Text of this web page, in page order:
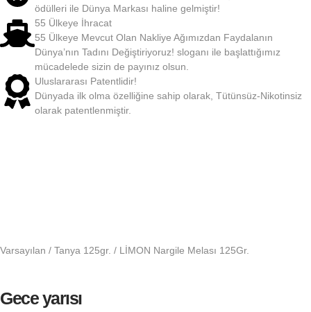
ödülleri ile Dünya Markası haline gelmiştir!
55 Ülkeye İhracat
55 Ülkeye Mevcut Olan Nakliye Ağımızdan Faydalanın
Dünya’nın Tadını Değiştiriyoruz! sloganı ile başlattığımız
mücadelede sizin de payınız olsun.
Uluslararası Patentlidir!
Dünyada ilk olma özelliğine sahip olarak, Tütünsüz-Nikotinsiz
olarak patentlenmiştir.
Varsayılan / Tanya 125gr. / LİMON Nargile Melası 125Gr.
Gece yarısı